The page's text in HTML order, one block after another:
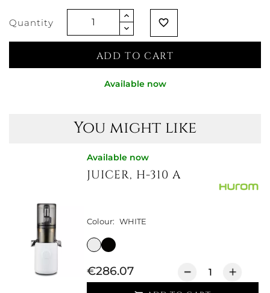
Quantity favorite_border
ADD TO CART
Available now
You might like
Available now
JUICER, H-310 A
Colour: WHITE
€286.07